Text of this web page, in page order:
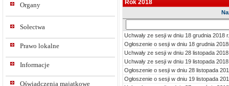
Organy
Sołectwa
Prawo lokalne
Informacje
Oświadczenia majątkowe
Rok 2018
w
Uchwały ze sesji w dniu 18 grudnia 2018 r.
Ogłoszenie o sesji w dniu 18 grudnia
Uchwały ze sesji w dniu 28 listopada
Uchwały ze sesji w dniu 19 listopada
Ogłoszenie o sesji w dniu 28 listopada
Ogłoszenie o sesji w dniu 19 listopada